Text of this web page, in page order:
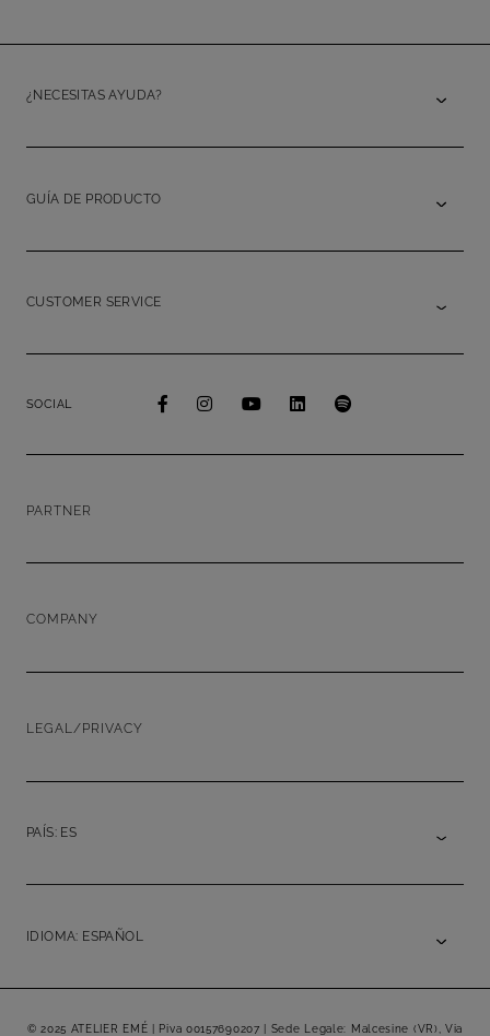
¿NECESITAS AYUDA?
GUÍA DE PRODUCTO
CUSTOMER SERVICE
SOCIAL
PARTNER
COMPANY
LEGAL/PRIVACY
PAÍS: ES
IDIOMA: ESPAÑOL
© 2025 ATELIER EMÉ | Piva 00157690207 | Sede Legale: Malcesine (VR), Via